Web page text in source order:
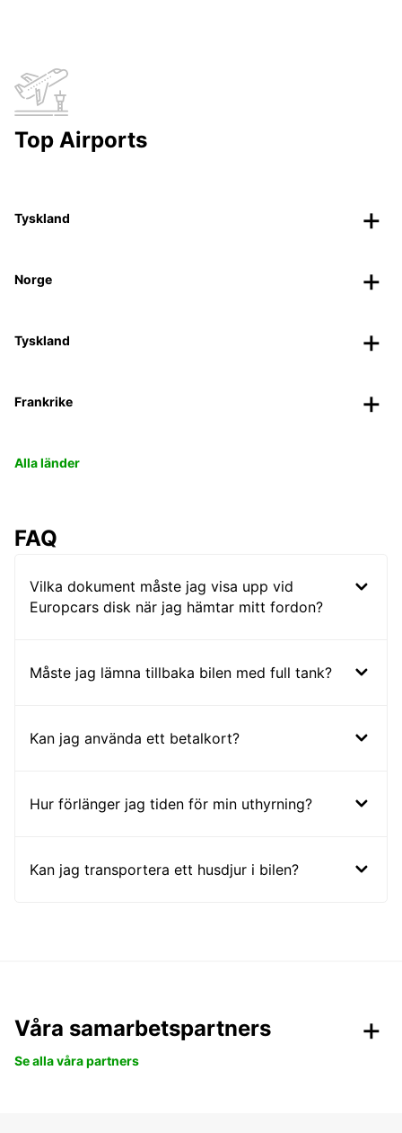
Top Airports
Tyskland
Norge
Tyskland
Frankrike
Alla länder
FAQ
Vilka dokument måste jag visa upp vid
Europcars disk när jag hämtar mitt fordon?
Måste jag lämna tillbaka bilen med full tank?
Kan jag använda ett betalkort?
Hur förlänger jag tiden för min uthyrning?
Kan jag transportera ett husdjur i bilen?
Våra samarbetspartners
Se alla våra partners